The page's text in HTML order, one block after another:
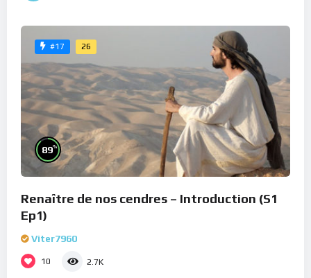
#17 26
89%
Renaître de nos cendres – Introduction (S1
Ep1)
Viter7960
10 2.7K